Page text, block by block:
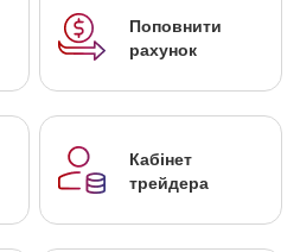
Поповнити
рахунок
Кабінет
трейдера